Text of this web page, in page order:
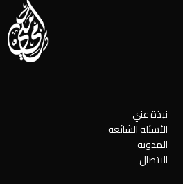
نبذة عني
الأسئلة الشائعة
المدونة
الاتصال